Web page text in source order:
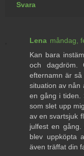
Svara
Lena måndag,
Kan bara
och
efternamn är
situation av nån
en gång i tiden.
som slet upp
av en svartsjuk
julfest en
blev uppköpta
även träffat din